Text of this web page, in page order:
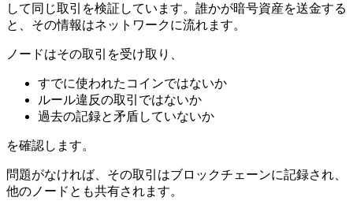
して同じ取引を検証しています。誰かが暗号資産を送金する
と、その情報はネットワークに流れます。
ノードはその取引を受け取り、
すでに使われたコインではないか
ルール違反の取引ではないか
過去の記録と矛盾していないか
を確認します。
問題がなければ、その取引はブロックチェーンに記録され、
他のノードとも共有されます。